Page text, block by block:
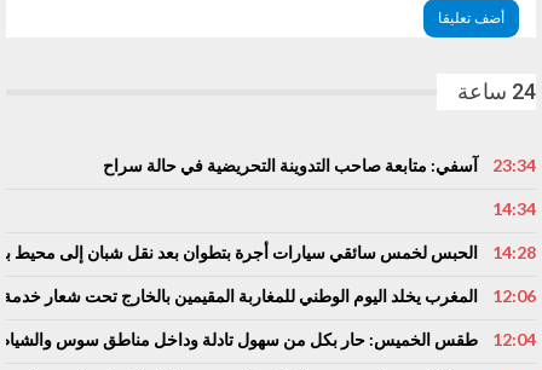
24 ساعة
23:34 آسفي: متابعة صاحب التدوينة التحريضية في حالة سراح
14:34
14:28 الحبس لخمس سائقي سيارات أجرة بتطوان بعد نقل شبان إلى محيط باب
12:06 المغرب يخلد اليوم الوطني للمغاربة المقيمين بالخارج تحت شعار خدمة
12:04 طقس الخميس: ﺣﺎﺭ بكل من سهول تادلة وداخل مناطق سوس